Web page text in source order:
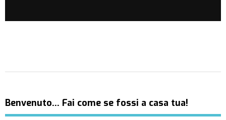
Benvenuto… Fai come se fossi a casa tua!